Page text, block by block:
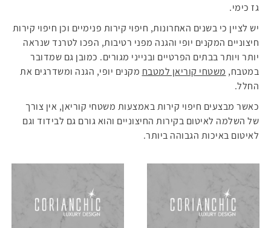
גז כימי.
יש לציין כי בשנים האחרונות, חיפוי קירות פנימיים וכן חיפוי קירות
חיצוניים המקנים יופי והגנה מפני רטיבות, הפכו לטרנד שנראה
יותר ויותר בבתים הפרטיים ובנייני מגורים. כמובן גם שמדובר
במטבח, משטחי קוריאן למטבח מקנים יופי, הגנה ומשדרגים את
החלל.
כאשר מבצעים חיפוי קירות באמצעות משטחי קוריאן, אין צורך
של השלמה לאיטום בקירות החיצוניים והוא גורם גם לבידוד וגם
לאיטום באיכות הגבוהה ביותר.